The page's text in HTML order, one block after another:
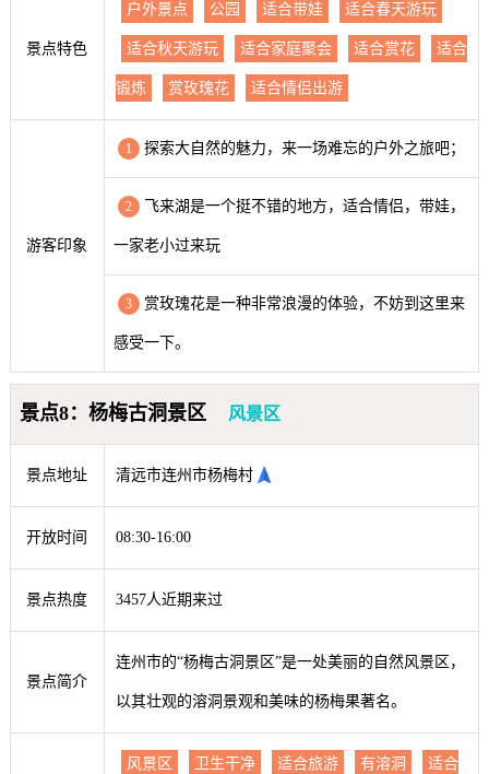
景点特色
户外景点 公园 适合带娃 适合春天游玩
适合秋天游玩 适合家庭聚会 适合赏花 适合
锻炼 赏玫瑰花 适合情侣出游
游客印象
1 探索大自然的魅力，来一场难忘的户外之旅吧；
2 飞来湖是一个挺不错的地方，适合情侣，带娃，
一家老小过来玩
3 赏玫瑰花是一种非常浪漫的体验，不妨到这里来
感受一下。
景点8：杨梅古洞景区 风景区
景点地址 清远市连州市杨梅村
开放时间 08:30-16:00
景点热度 3457人近期来过
景点简介
连州市的“杨梅古洞景区”是一处美丽的自然风景区，
以其壮观的溶洞景观和美味的杨梅果著名。
风景区 卫生干净 适合旅游 有溶洞 适合